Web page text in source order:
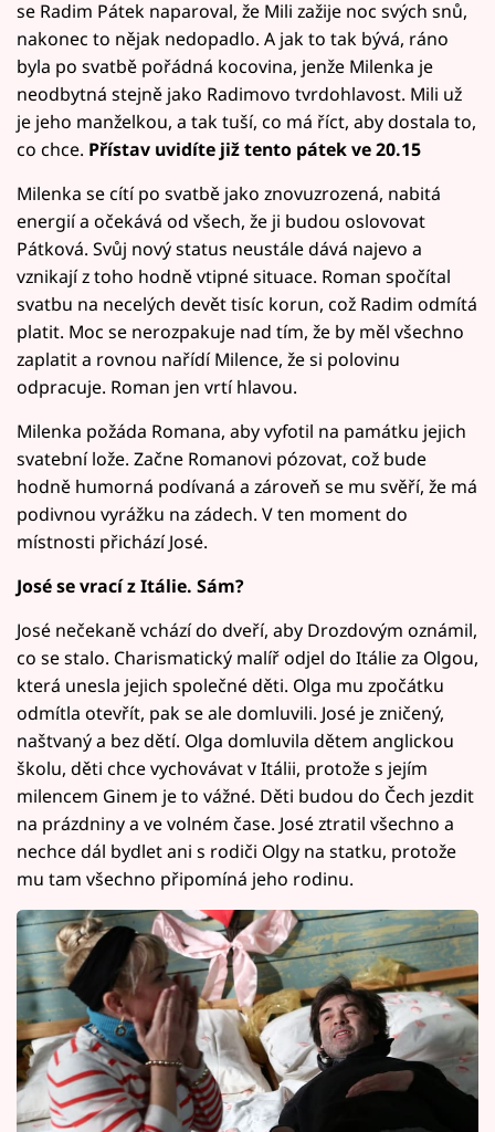
se Radim Pátek naparoval, že Mili zažije noc svých snů,
nakonec to nějak nedopadlo. A jak to tak bývá, ráno
byla po svatbě pořádná kocovina, jenže Milenka je
neodbytná stejně jako Radimovo tvrdohlavost. Mili už
je jeho manželkou, a tak tuší, co má říct, aby dostala to,
co chce. Přístav uvidíte již tento pátek ve 20.15
Milenka se cítí po svatbě jako znovuzrozená, nabitá
energií a očekává od všech, že ji budou oslovovat
Pátková. Svůj nový status neustále dává najevo a
vznikají z toho hodně vtipné situace. Roman spočítal
svatbu na necelých devět tisíc korun, což Radim odmítá
platit. Moc se nerozpakuje nad tím, že by měl všechno
zaplatit a rovnou nařídí Milence, že si polovinu
odpracuje. Roman jen vrtí hlavou.
Milenka požáda Romana, aby vyfotil na památku jejich
svatební lože. Začne Romanovi pózovat, což bude
hodně humorná podívaná a zároveň se mu svěří, že má
podivnou vyrážku na zádech. V ten moment do
místnosti přichází José.
José se vrací z Itálie. Sám?
José nečekaně vchází do dveří, aby Drozdovým oznámil,
co se stalo. Charismatický malíř odjel do Itálie za Olgou,
která unesla jejich společné děti. Olga mu zpočátku
odmítla otevřít, pak se ale domluvili. José je zničený,
naštvaný a bez dětí. Olga domluvila dětem anglickou
školu, děti chce vychovávat v Itálii, protože s jejím
milencem Ginem je to vážné. Děti budou do Čech jezdit
na prázdniny a ve volném čase. José ztratil všechno a
nechce dál bydlet ani s rodiči Olgy na statku, protože
mu tam všechno připomíná jeho rodinu.